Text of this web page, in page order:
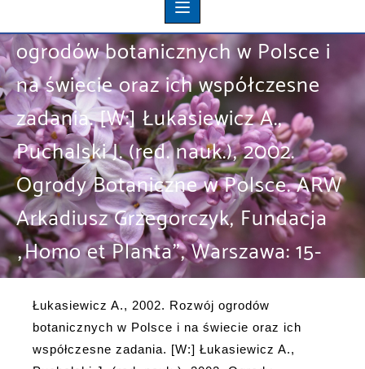
Łukasiewicz A., 2002. Rozwój
ogrodów botanicznych w Polsce i
na świecie oraz ich współczesne
zadania. [W:] Łukasiewicz A.,
Puchalski J. (red. nauk.), 2002.
Ogrody Botaniczne w Polsce. ARW
Arkadiusz Grzegorczyk, Fundacja
„Homo et Planta”, Warszawa: 15-
20.
Łukasiewicz A., 2002. Rozwój ogrodów
botanicznych w Polsce i na świecie oraz ich
współczesne zadania. [W:] Łukasiewicz A.,